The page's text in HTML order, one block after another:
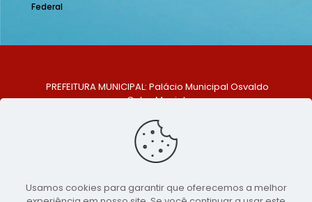
Federal
PREFEITURA MUNICIPAL: Palácio Municipal Osvaldo
Celso Maciel
Centro, São Bento do Una - PE. CEP: 553370-128
TELEFONE: (81) 99548-1569
E-MAIL: ouvidoria@saobentodouna.pe.gov.br
Usamos cookies para garantir que oferecemos a melhor